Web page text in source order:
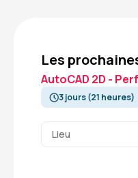
Les
AutoCAD 2D -
3 jours (21 heures)
Lieu